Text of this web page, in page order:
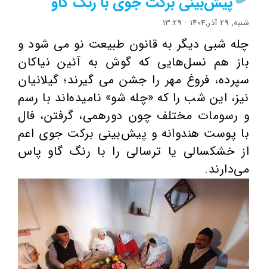
شنبه, 29 آذر,1404 - 13:29
چله شبی دیگر به قانون طبیعت نو می شود و
باز هم نسل‌هایی که گوش به آئین نیاکان
سپرده، فروغ مهر را جشن می گیرند؛ گیلانیان
نیز، این شب را که «چله شو» نامیده‌اند با رسم
و رسومات مختلف چون دورهمی، گرفتن، فال
با پوست هندوانه و پیش‌بینی برکت جوی اعم
از خشکسالی یا ترسالی را با رنگ گاو پاس
می‌دارند.